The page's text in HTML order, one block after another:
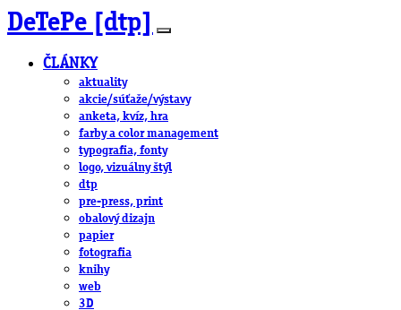
DeTePe [dtp]
ČLÁNKY
aktuality
akcie/súťaže/výstavy
anketa, kvíz, hra
farby a color management
typografia, fonty
logo, vizuálny štýl
dtp
pre-press, print
obalový dizajn
papier
fotografia
knihy
web
3D